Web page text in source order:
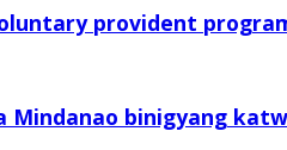
provident
Mindanao binigyang